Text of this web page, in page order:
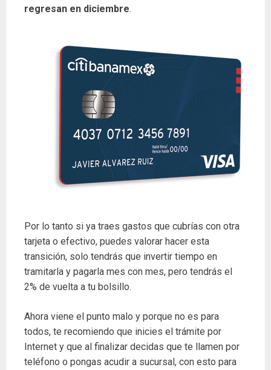
regresan en diciembre.
Por lo tanto si ya traes gastos que cubrías con otra
tarjeta o efectivo, puedes valorar hacer esta
transición, solo tendrás que invertir tiempo en
tramitarla y pagarla mes con mes, pero tendrás el
2% de vuelta a tu bolsillo.
Ahora viene el punto malo y porque no es para
todos, te recomiendo que inicies el trámite por
Internet y que al finalizar decidas que te llamen por
teléfono o pongas acudir a sucursal, con esto para